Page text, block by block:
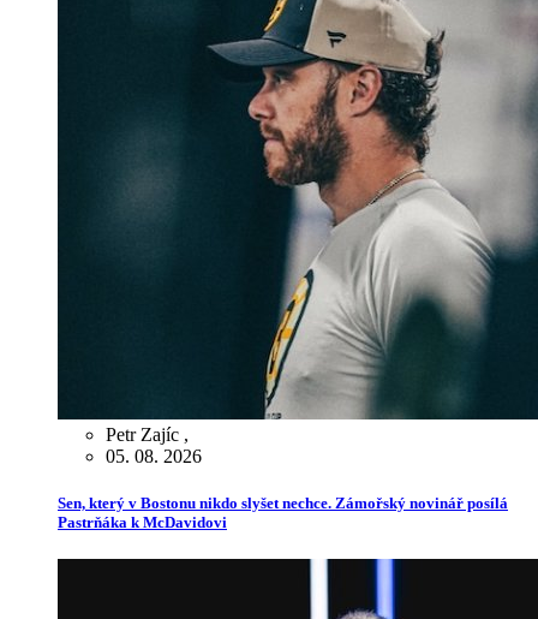
Petr Zajíc ,
05. 08. 2026
Sen, který v Bostonu nikdo slyšet nechce. Zámořský novinář posílá
Pastrňáka k McDavidovi